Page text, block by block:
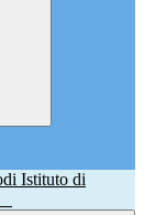
Istituto di